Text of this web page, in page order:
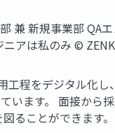
兼 新規事業部
アは私のみ ©
工程をデジタル化
います。 面接か
ることができま